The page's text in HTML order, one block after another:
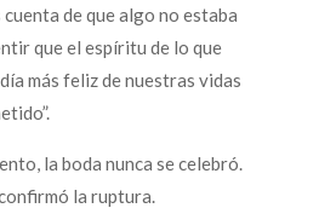
de que algo no estaba
que el espíritu de lo que
más feliz de nuestras vidas
la boda nunca se celebró.
la ruptura.